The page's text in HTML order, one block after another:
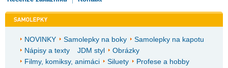
NOVINKY Samolepky na boky
Samolepky na kapotu
Nápisy a texty
JDM styl
Obrázky
Filmy, komiksy, animáci
Siluety
Profese a hobby